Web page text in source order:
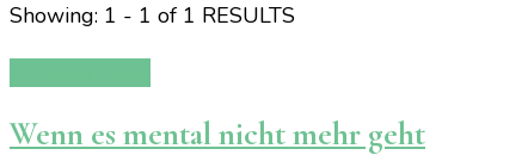
Showing: 1 - 1 of 1 RESULTS
Wenn es mental nicht mehr geht